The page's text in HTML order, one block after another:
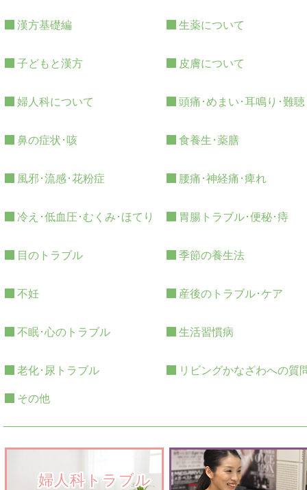
漢方基礎編 生薬について
子どもと漢方 皮膚について
婦人科について 頭痛･めまい･耳鳴り･難聴
鼻の症状･咳 食養生･薬膳
風邪･流感･花粉症 腰痛･神経痛･痺れ
冷え･低血圧･むくみ･ほてり 胃腸トラブル･便秘･痔
目のトラブル 季節の養生法
不妊 産後のトラブル･ケア
不眠･心のトラブル 生活習慣病
老化･尿トラブル リビングかなざわへの質
その他
婦人科トラブル